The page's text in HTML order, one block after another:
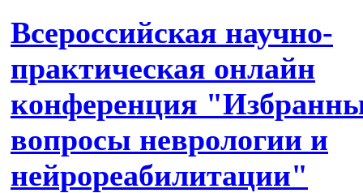
Всероссийская научно-
практическая онлайн
конференция
вопросы неврологии и
нейрореабилитации"